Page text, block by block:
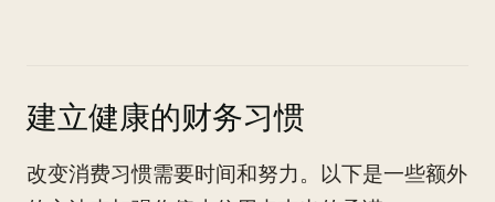
建立健康的财务习惯
改变消费习惯需要时间和努力。以下是一些额外